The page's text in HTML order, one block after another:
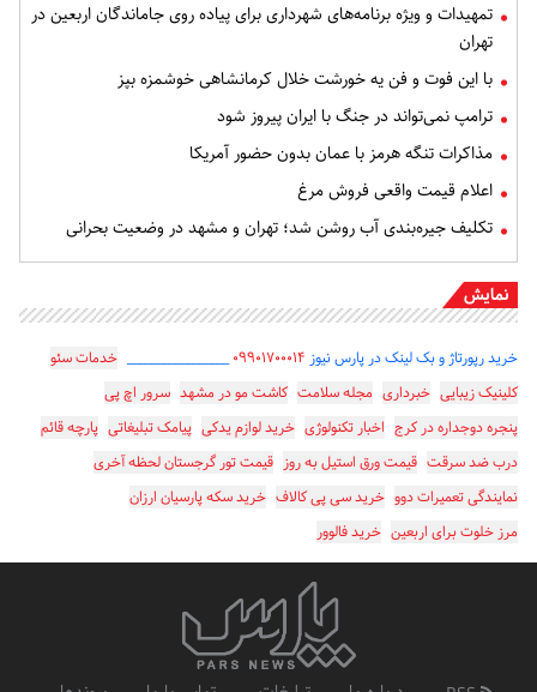
تمهیدات و ویژه برنامه‌های شهرداری برای پیاده روی جاماندگان اربعین در
تهران
با این فوت و فن یه خورشت خلال کرمانشاهی خوشمزه بپز
ترامپ نمی‌تواند در جنگ با ایران پیروز شود
مذاکرات تنگه هرمز با عمان بدون حضور آمریکا
اعلام قیمت واقعی فروش مرغ
تکلیف جیره‌بندی آب روشن شد؛ تهران و مشهد در وضعیت بحرانی
نمایش
خرید رپورتاژ و بک لینک در پارس نیوز ۰۹۹۰۱۷۰۰۰۱۴_________________ خدمات سئو
کلینیک زیبایی خبرداری مجله سلامت کاشت مو در مشهد سرور اچ پی
پنجره دوجداره در کرج اخبار تکنولوژی خرید لوازم یدکی پیامک تبلیغاتی پارچه قائم
درب ضد سرقت قیمت ورق استیل به روز قیمت تور گرجستان لحظه آخری
نمایندگی تعمیرات دوو خرید سی پی کالاف خرید سکه پارسیان ارزان
مرز خلوت برای اربعین خرید فالوور